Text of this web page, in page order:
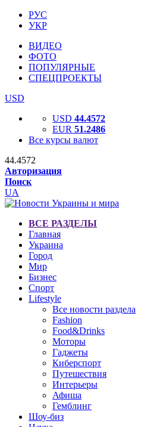
РУС
УКР
ВИДЕО
ФОТО
ПОПУЛЯРНЫЕ
СПЕЦПРОЕКТЫ
USD
USD 44.4572
EUR 51.2486
Все курсы валют
44.4572
Авторизация
Поиск
UA
ВСЕ РАЗДЕЛЫ
Главная
Украина
Город
Мир
Бизнес
Спорт
Lifestyle
Все новости раздела
Fashion
Food&Drinks
Моторы
Гаджеты
Киберспорт
Путешествия
Интерьеры
Афиша
Гемблинг
Шоу-биз